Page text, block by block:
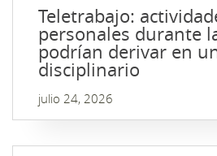
Teletrabajo:
personales durante
podrían derivar en
disciplinario
julio 24, 2026